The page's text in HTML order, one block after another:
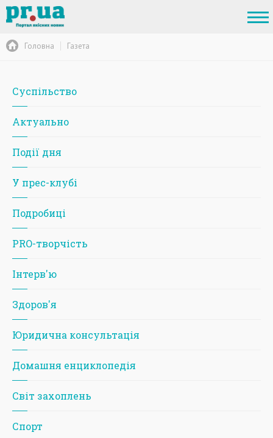
Головна Газета
Суспільство
Актуально
Події дня
У прес-клубі
Подробиці
PRO-творчість
Iнтерв'ю
Здоров'я
Юридична консультація
Домашня енциклопедія
Світ захоплень
Спорт